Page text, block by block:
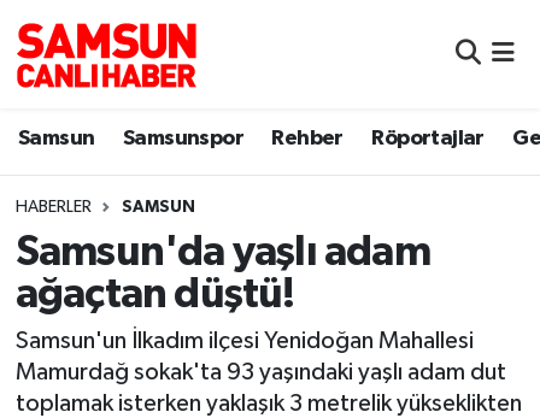
Samsun Samsunspor Rehber Röportajlar
HABERLER SAMSUN
Samsun'da yaşlı adam
ağaçtan düştü!
Samsun'un İlkadım ilçesi Yenidoğan Mahallesi
Mamurdağ sokak'ta 93 yaşındaki yaşlı adam dut
toplamak isterken yaklaşık 3 metrelik yükseklikten
Samsun
Sokak Röportajları
Genel
Dünya
Eğitim
Samsun Nöbetçi Eczaneler
Samsun Hava Durumu
Samsun Namaz Vakitleri
Samsun Trafik Yoğunluk Haritası
Süper Lig Puan Durumu ve Fikstür
Tüm Manşetler